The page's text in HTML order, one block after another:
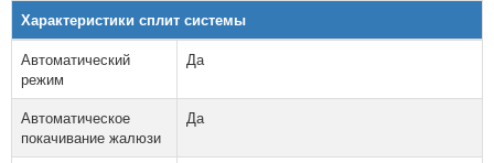
Характеристики сплит системы
Автоматический
режим
Да
Автоматическое
покачивание жалюзи
Да